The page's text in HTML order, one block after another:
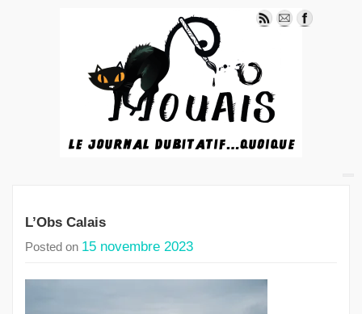
L’Obs Calais
Posted on 15 novembre 2023